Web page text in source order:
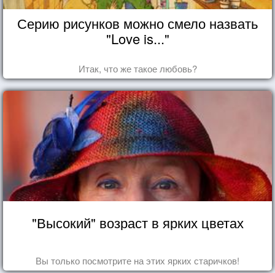
Серию рисунков можно смело назвать
"Love is..."
Итак, что же такое любовь?
"Высокий" возраст в ярких цветах
Вы только посмотрите на этих ярких старичков!